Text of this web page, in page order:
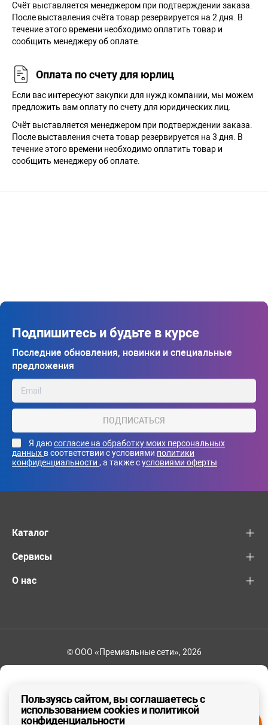
ДА, ВЕРНО
Cчёт выставляется менеджером при подтверждении заказа.
После выставления счёта товар резервируется на 2 дня. В
течение этого времени необходимо оплатить товар и
сообщить менеджеру об оплате.
Оплата по счету для юрлиц
Если вас интересуют закупки для нужд компании, мы можем
предложить вам оплату по счету для юридических лиц.
Счёт выставляется менеджером при подтверждении заказа.
После выставления счета товар резервируется на 3 дня. В
течение этого времени необходимо оплатить товар и
сообщить менеджеру об оплате.
Подпишитесь и будьте в курсе
Последние обновления, новинки и специальные
предложения
ПОДПИСАТЬСЯ
Я даюсогласие на обработку моих персональных
данных в соответствии с условиями политики
конфиденциальности , а также сусловиями оферты
Каталог
Сервисы
О нас
© ООО «Премиальные сети», 2026
Пользуясь сайтом, вы соглашаетесь с
использованием cookies и политикой
конфиденциальности